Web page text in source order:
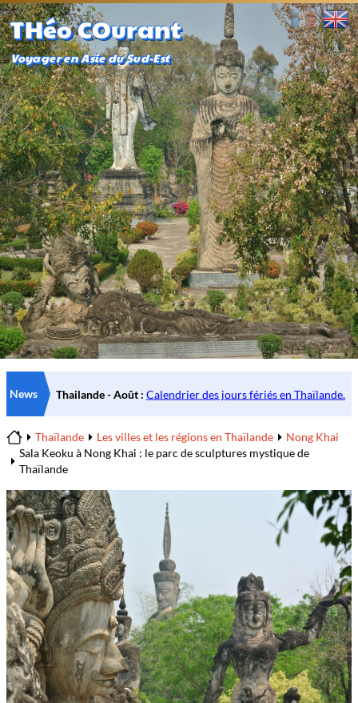
THéo COurant
Voyager en Asie du Sud-Est
News
Home
Thaïlande Les villes et les régions en Thaïlande
Nong Khai
Sala Keoku à Nong Khai : le parc de sculptures mystique de
Thaïlande